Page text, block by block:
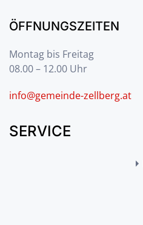
ÖFFNUNGSZEITEN
Montag bis Freitag
08.00 – 12.00 Uhr
info@gemeinde-zellberg.at
SERVICE